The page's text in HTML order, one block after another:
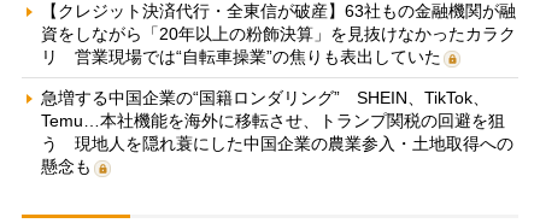
【クレジット決済代行・全東信が破産】63社もの金融機関が融
資をしながら「20年以上の粉飾決算」を見抜けなかったカラク
リ 営業現場では“自転車操業”の焦りも表出していた
急増する中国企業の“国籍ロンダリング” SHEIN、TikTok、
Temu…本社機能を海外に移転させ、トランプ関税の回避を狙
う 現地人を隠れ蓑にした中国企業の農業参入・土地取得への
懸念も